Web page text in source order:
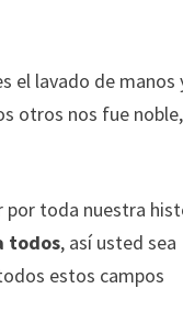
el lavado de manos
otros nos fue
por toda nuestra
todos, así usted sea
estos campos